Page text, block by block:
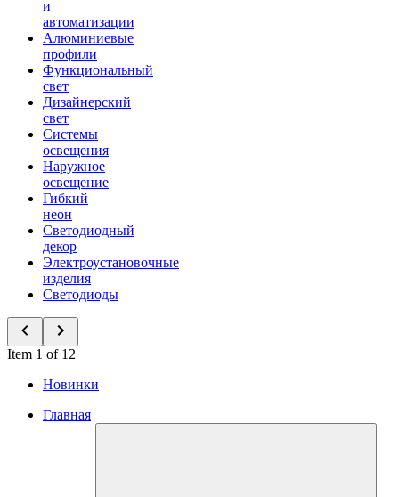
и
автоматизации
Алюминиевые
профили
Функциональный
свет
Дизайнерский
свет
Системы
освещения
Наружное
освещение
Гибкий
неон
Светодиодный
декор
Электроустановочные
изделия
Светодиоды
Item 1 of 12
Новинки
Главная